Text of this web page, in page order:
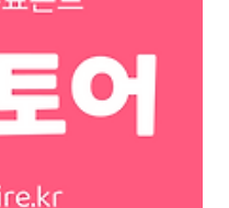
매체에 자유롭게 사용이 가
용 https://www.chang..